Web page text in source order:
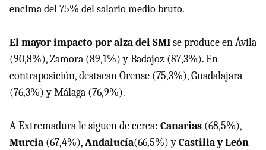
encima del 75% del salario medio bruto.
El mayor impacto por alza del SMIse produce en Ávila
(90,8%), Zamora (89,1%) y Badajoz (87,3%). En
contraposición, destacan Orense (75,3%), Guadalajara
(76,3%) y Málaga (76,9%).
A Extremadura le siguen de cerca: Canarias (68,5%),
Murcia (67,4%),Andalucía(66,5%) yCastilla y León